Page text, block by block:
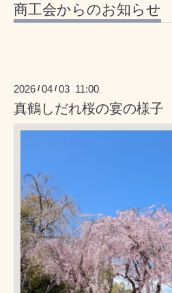
商工会からのお知らせ
2026 /04 /03 11:00
真鶴しだれ桜の宴の様子